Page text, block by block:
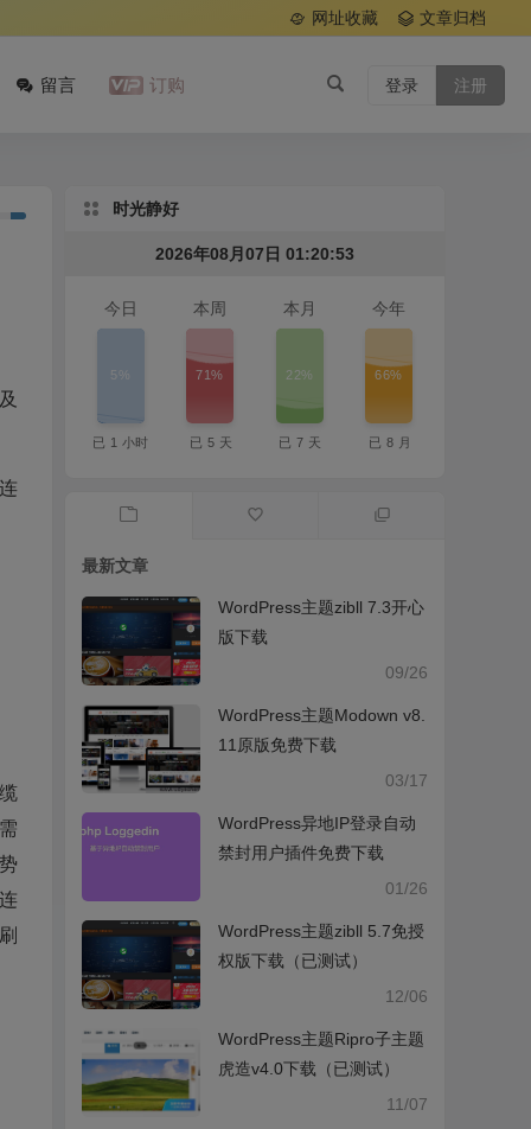
网址收藏 文章归档
留言 订购 登录 注册
时光静好
2026年08月07日 01:20:54
今日
5%
已 1 小时
本周
71%
已 5 天
本月
22%
已 7 天
今年
66%
已 8 月
最新文章
WordPress主题zibll 7.3开心
版下载
09/26
WordPress主题Modown v8.
11原版免费下载
03/17
WordPress异地IP登录自动
禁封用户插件免费下载
01/26
WordPress主题zibll 5.7免授
权版下载（已测试）
12/06
WordPress主题Ripro子主题
虎造v4.0下载（已测试）
11/07